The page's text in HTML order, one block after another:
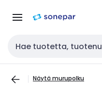
navigointiinsisältöön
Haku
Näytä murupolku